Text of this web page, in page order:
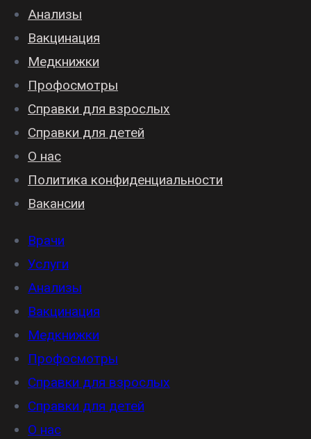
Анализы
Вакцинация
Медкнижки
Профосмотры
Справки для взрослых
Справки для детей
О нас
Политика конфиденциальности
Вакансии
Врачи
Услуги
Анализы
Вакцинация
Медкнижки
Профосмотры
Справки для взрослых
Справки для детей
О нас